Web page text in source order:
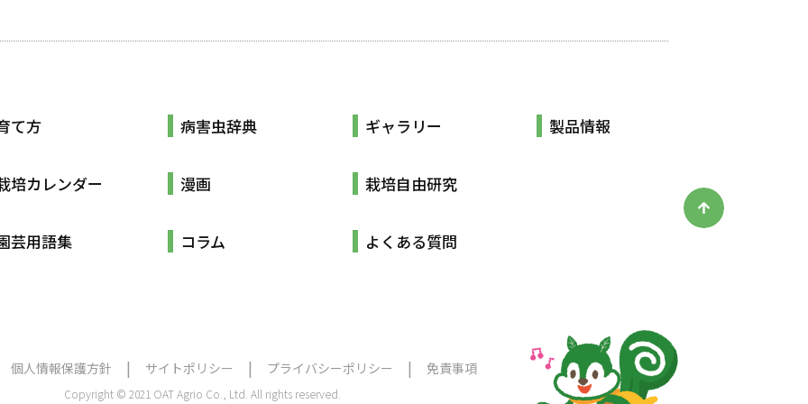
て方
培カレンダー
芸用語集
病害虫辞典
漫画
コラム
ギャラリー
栽培自由研究
よくある質問
製品情報
個人情報保護方針 サイトポリシー プライバシーポリシー 免責事項
Copyright © 2021 OAT Agrio Co., Ltd. All rights reserved.